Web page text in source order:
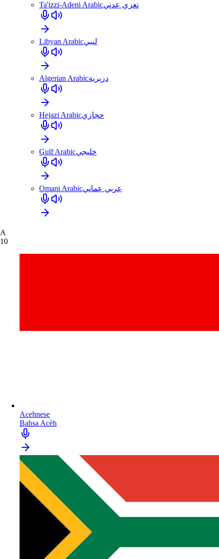
Ta'izzi-Adeni Arabicتعزي عدني
Libyan Arabicليبي
Algerian Arabicدزيرية
Hejazi Arabicحجازي
Gulf Arabicخليجي
Omani Arabicعربي عماني
A
10
Acehnese
Bahsa Acèh